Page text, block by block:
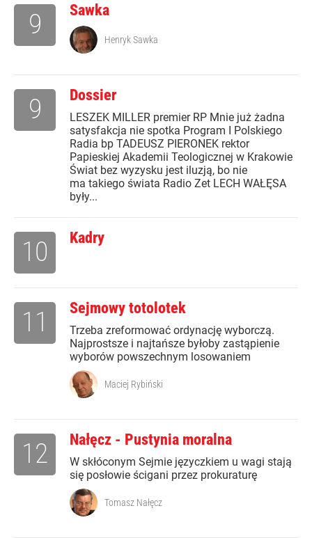
Sawka
9 Henryk Sawka
Dossier
LESZEK MILLER premier RP Mnie już żadna
satysfakcja nie spotka Program I Polskiego
Radia bp TADEUSZ PIERONEK rektor
Papieskiej Akademii Teologicznej w Krakowie
Świat bez wyzysku jest iluzją, bo nie
ma takiego świata Radio Zet LECH WAŁĘSA
były...
9
Kadry
10
Sejmowy totolotek
Trzeba zreformować ordynację wyborczą.
Najprostsze i najtańsze byłoby zastąpienie
wyborów powszechnym losowaniem
11
Maciej Rybiński
Nałęcz - Pustynia moralna
W skłóconym Sejmie języczkiem u wagi stają
się posłowie ścigani przez prokuraturę
12
Tomasz Nałęcz